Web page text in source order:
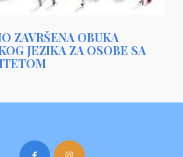
ZAVRŠENA OBUKA
JEZIKA ZA OSOBE SA